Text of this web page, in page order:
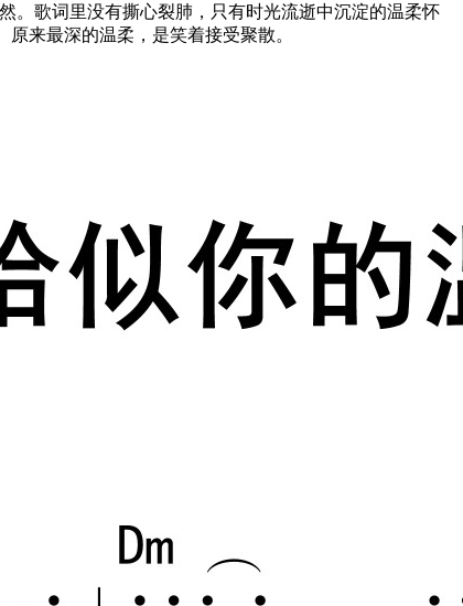
。歌词里没有撕心裂肺，只有时光流逝中沉淀的温柔怀
来最深的温柔，是笑着接受聚散。